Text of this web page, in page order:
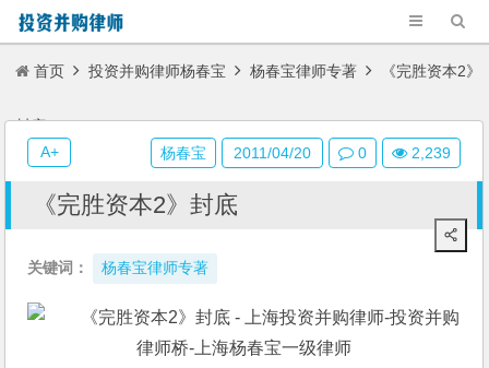
首页 投资并购律师杨春宝 杨春宝律师专著 《完胜资本2》
封底
《完胜资本2》封底
关键词： 杨春宝律师专著
杨春宝 2011/04/20 0 2,239
A+